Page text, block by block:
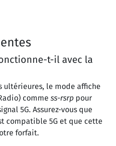
t-il avec la
ultérieures, le mode affiche
comme ss-rsrp pour
5G. Assurez-vous que
compatible 5G et que cette
forfait.